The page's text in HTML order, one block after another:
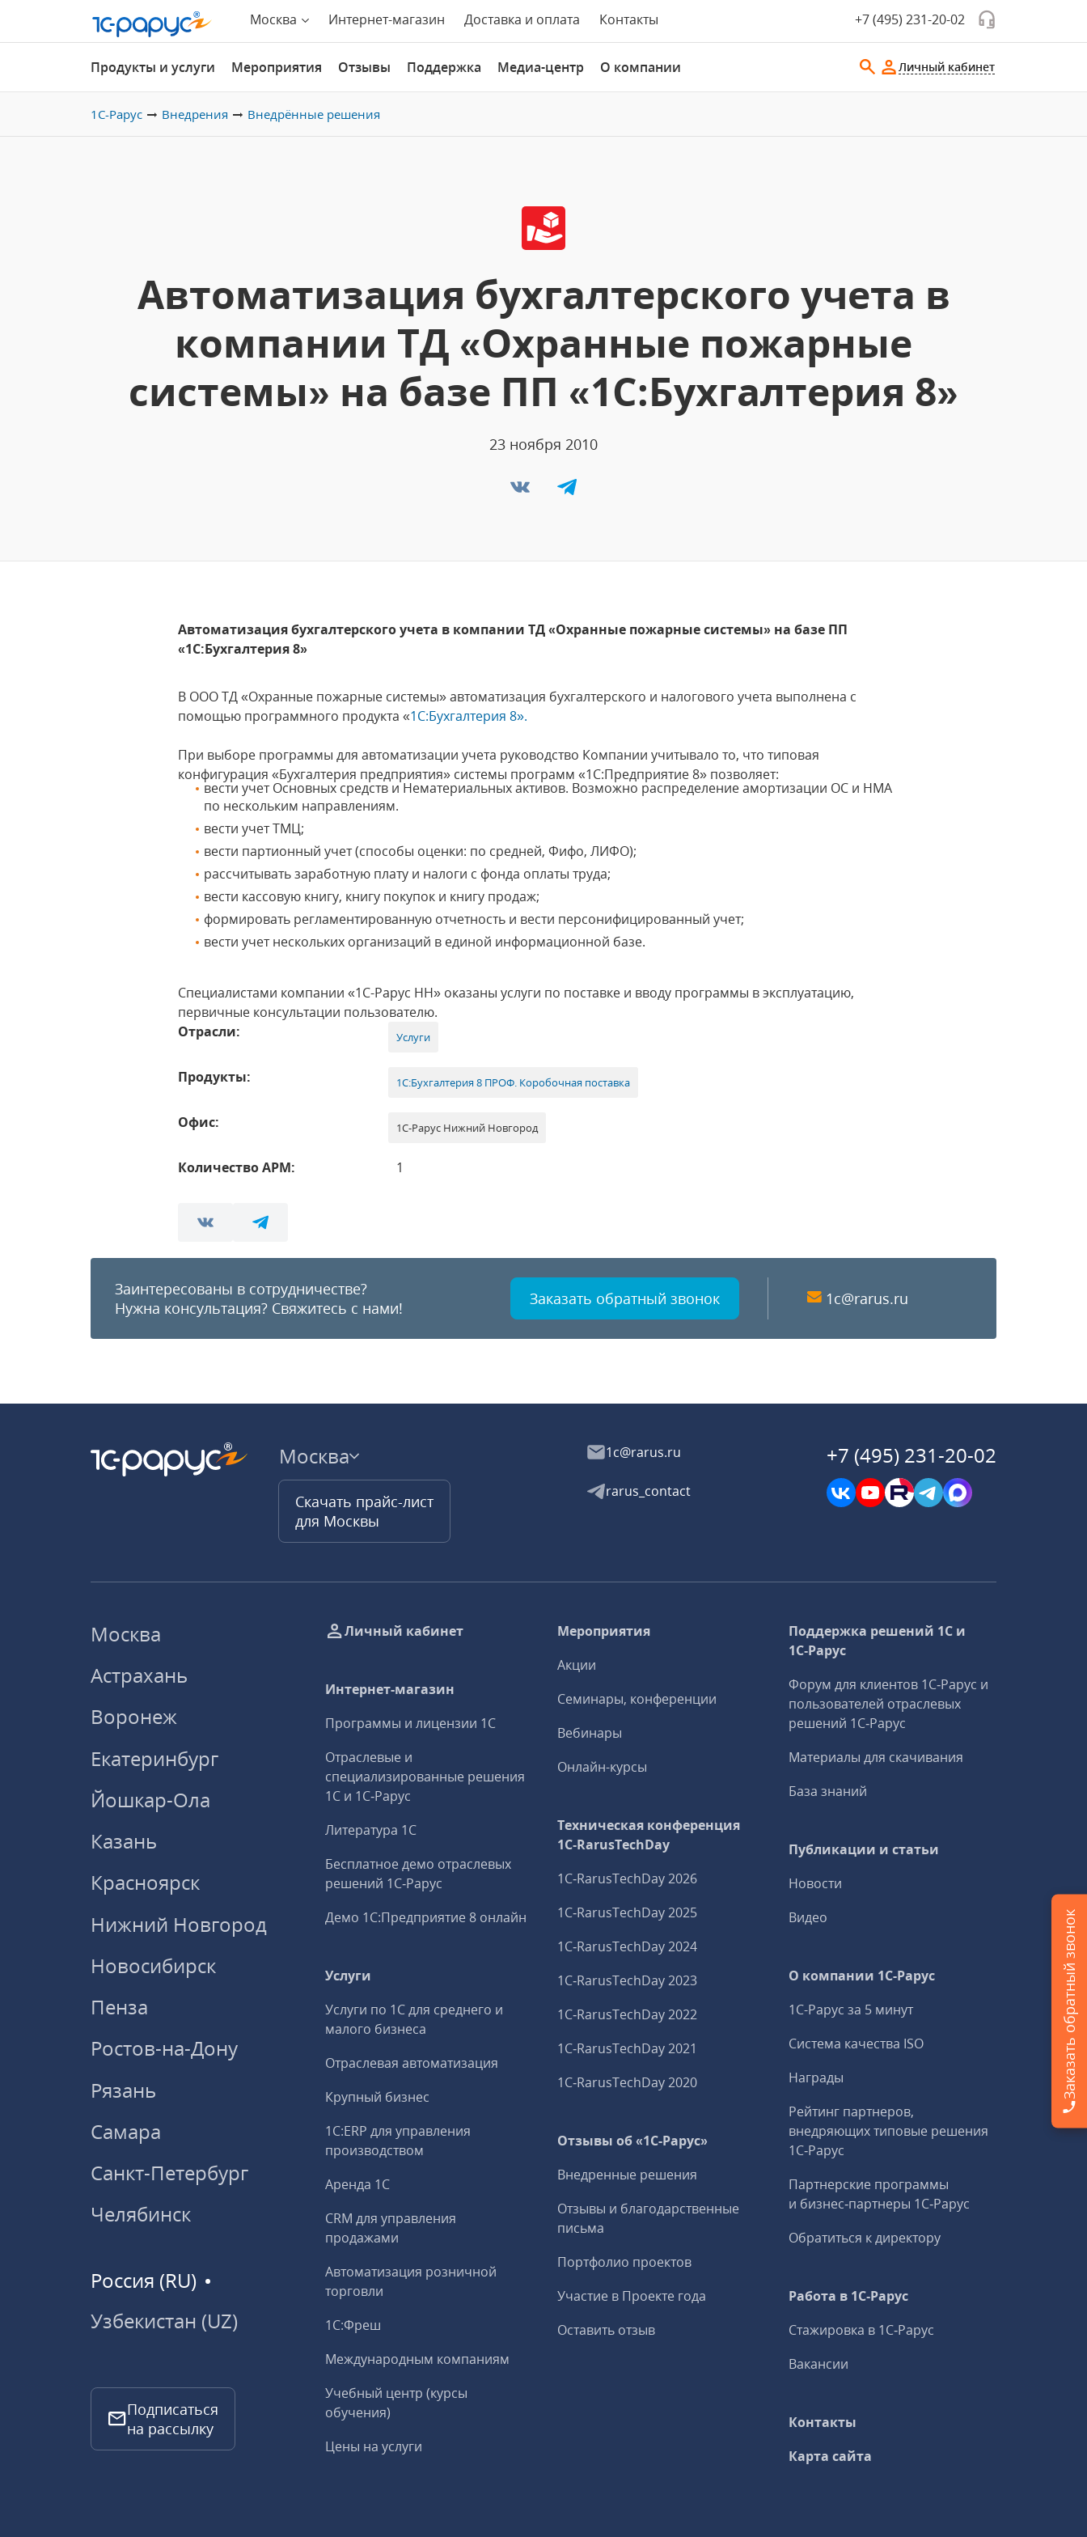
Москва Интернет-магазин Доставка и оплата Контакты +7 (495) 231-20-02
Продукты и услуги Мероприятия Отзывы Поддержка Медиа-центр О компании Личный кабинет
1С-Рарус Внедрения Внедрённые решения
Автоматизация бухгалтерского учета в
компании ТД «Охранные пожарные
системы» на базе ПП «1С:Бухгалтерия 8»
23 ноября 2010
Автоматизация бухгалтерского учета в компании ТД «Охранные пожарные системы» на базе ПП
«1С:Бухгалтерия 8»
В ООО ТД «Охранные пожарные системы» автоматизация бухгалтерского и налогового учета выполнена с
помощью программного продукта «1С:Бухгалтерия 8».
При выборе программы для автоматизации учета руководство Компании учитывало то, что типовая
конфигурация «Бухгалтерия предприятия» системы программ «1С:Предприятие 8» позволяет:
вести учет Основных средств и Нематериальных активов. Возможно распределение амортизации ОС и НМА
по нескольким направлениям.
вести учет ТМЦ;
вести партионный учет (способы оценки: по средней, Фифо, ЛИФО);
рассчитывать заработную плату и налоги с фонда оплаты труда;
вести кассовую книгу, книгу покупок и книгу продаж;
формировать регламентированную отчетность и вести персонифицированный учет;
вести учет нескольких организаций в единой информационной базе.
Специалистами компании «1С-Рарус НН» оказаны услуги по поставке и вводу программы в эксплуатацию,
первичные консультации пользователю.
Отрасли:
Услуги
Продукты: 1С:Бухгалтерия 8 ПРОФ. Коробочная поставка
Офис: 1С-Рарус Нижний Новгород
Количество АРМ: 1
Заинтересованы в сотрудничестве?
Нужна консультация? Свяжитесь с нами! Заказать обратный звонок 1c@rarus.ru
Москва
Скачать прайс-лист
для Москвы
1c@rarus.ru
rarus_contact
+7 (495) 231-20-02
Москва
Астрахань
Воронеж
Екатеринбург
Йошкар-Ола
Казань
Красноярск
Нижний Новгород
Новосибирск
Пенза
Ростов-на-Дону
Рязань
Самара
Санкт-Петербург
Челябинск
Россия (RU)
Узбекистан (UZ)
Подписаться
на рассылку
Личный кабинет
Интернет-магазин
Программы и лицензии 1С
Отраслевые и
специализированные решения
1С и 1С‑Рарус
Литература 1С
Бесплатное демо отраслевых
решений 1С‑Рарус
Демо 1С:Предприятие 8 онлайн
Услуги
Услуги по 1С для среднего и
малого бизнеса
Отраслевая автоматизация
Крупный бизнес
1С:ERP для управления
производством
Аренда 1С
CRM для управления
продажами
Автоматизация розничной
торговли
1С:Фреш
Международным компаниям
Учебный центр (курсы
обучения)
Цены на услуги
Мероприятия
Акции
Семинары, конференции
Вебинары
Онлайн-курсы
Техническая конференция
1C‑RarusTechDay
1C‑RarusTechDay 2026
1C‑RarusTechDay 2025
1C‑RarusTechDay 2024
1C‑RarusTechDay 2023
1C‑RarusTechDay 2022
1C‑RarusTechDay 2021
1C‑RarusTechDay 2020
Отзывы об «1С-Рарус»
Внедренные решения
Отзывы и благодарственные
письма
Портфолио проектов
Участие в Проекте года
Оставить отзыв
Поддержка решений 1С и
1С‑Рарус
Форум для клиентов 1С‑Рарус и
пользователей отраслевых
решений 1С‑Рарус
Материалы для скачивания
База знаний
Публикации и статьи
Новости
Видео
О компании 1C-Рарус
1С-Рарус за 5 минут
Система качества ISO
Награды
Рейтинг партнеров,
внедряющих типовые решения
1С‑Рарус
Партнерские программы
и бизнес‑партнеры 1С‑Рарус
Обратиться к директору
Работа в 1С‑Рарус
Стажировка в 1С‑Рарус
Вакансии
Контакты
Карта сайта
Заказать обратный звонок